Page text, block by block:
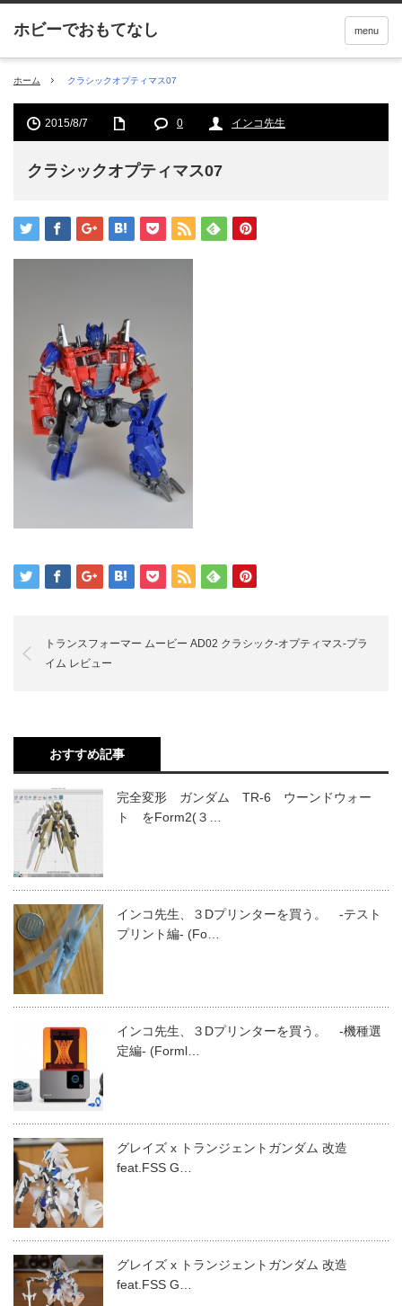
menu
ホーム クラシックオプティマス07
2015/8/7 0 インコ先生
クラシックオプティマス07
トランスフォーマー ムービー AD02 クラシック-オプティマス-プラ
イム レビュー
おすすめ記事
完全変形 ガンダム TR-6 ウーンドウォー
ト をForm2(３…
インコ先生、３Dプリンターを買う。 -テスト
プリント編- (Fo…
インコ先生、３Dプリンターを買う。 -機種選
定編- (Forml…
グレイズ x トランジェントガンダム 改造
feat.FSS G…
グレイズ x トランジェントガンダム 改造
feat.FSS G…